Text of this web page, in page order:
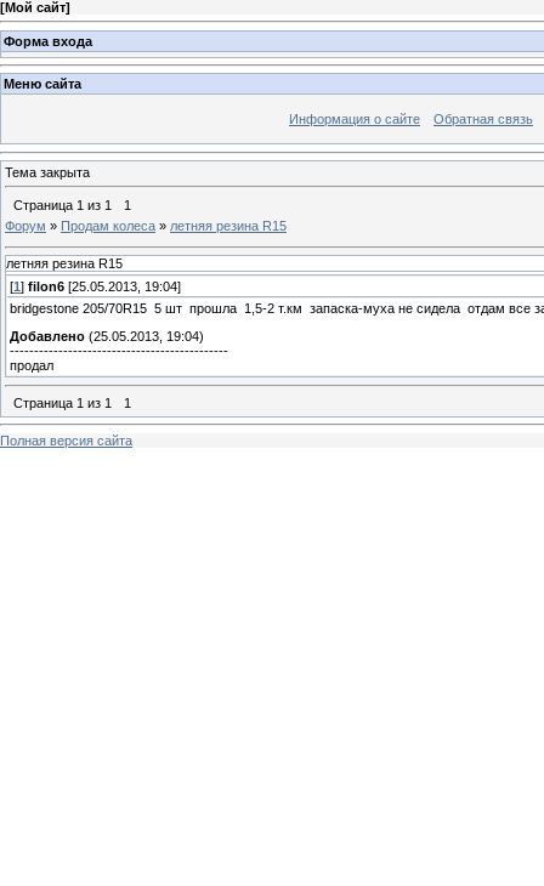
[Мой сайт]
Форма входа
Меню сайта
Информация о сайте Обратная связь
Тема закрыта
Страница 1 из 1
1
Форум » Продам колеса » летняя резина R15
летняя резина R15
[1 ] filon6 [25.05.2013, 19:04]
bridgestone 205/70R15 5 шт прошла 1,5-2 т.км запаска-муха не сидела отдам все
Добавлено (25.05.2013, 19:04)
---------------------------------------------
продал
Страница 1 из 1 1
Полная версия сайта